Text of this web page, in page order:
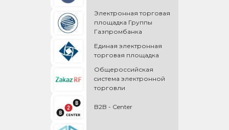
Электронная торговая
площадка Группы
Газпромбанка
Единая электронная
торговая площадка
Общероссийская
cистема электронной
торговли
B2B - Center